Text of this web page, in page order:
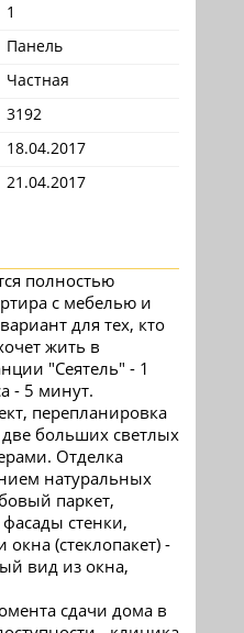
1
Панель
Частная
3192
18.04.2017
21.04.2017
полностью
с мебелью и
для тех, кто
жить в
"Сеятель" - 1
- 5 минут.
перепланировка
больших светлых
Отделка
натуральных
паркет,
стенки,
(стеклопакет) -
вид из окна,
сдачи дома в